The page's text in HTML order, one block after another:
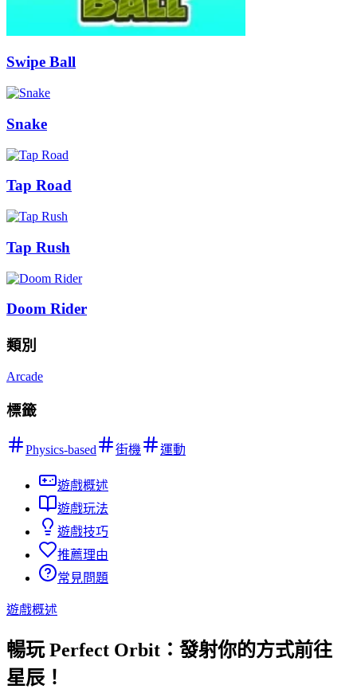
Swipe Ball
Snake
Tap Road
Tap Rush
Doom Rider
類別
Arcade
標籤
Physics-based 街機 運動
遊戲概述
遊戲玩法
遊戲技巧
推薦理由
常見問題
遊戲概述
暢玩 Perfect Orbit：發射你的方式前往
星辰！